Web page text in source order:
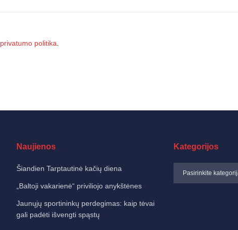
privatumo politika
Naujienos
Šiandien Tarptautinė kačių diena
„Baltoji vakarienė“ priviliojo anykštėnes
Jaunųjų sportininkų perdegimas: kaip tėvai
gali padėti išvengti spąstų
Kategorijos